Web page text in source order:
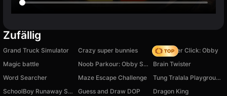
Zufällig
Grand Truck Simulator Crazy super bunnies
Speed per Click: Obby
Magic battle
Noob Parkour: Obby Skyblock
Brain Twister
Word Searcher
Maze Escape Challenge
Tung Tralala Playground: Italian Meme Sandbox
SchoolBoy Runaway STELS
Guess and Draw DOP
Dragon King